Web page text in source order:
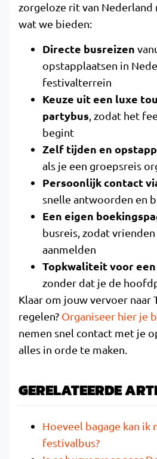
zorgeloze rit van Nederland
wat we bieden:
Directe busreizen
opstapplaatsen in
festivalterrein
Keuze uit een luxe
partybus, zodat het
begint
Zelf tijden en
als je een groepsreis
Persoonlijk contact
snelle antwoorden en
Een eigen
busreis, zodat
aanmelden
Topkwaliteit voor
zonder dat je de
Klaar om jouw vervoer naar
regelen? Organiseer hier je
nemen snel contact met je
alles in orde te maken.
GERELATEERDE
Hoeveel bagage kan ik
festivalbus?